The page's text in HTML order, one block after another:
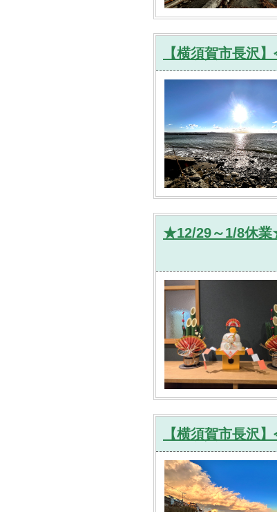
【横須賀市長沢
★12/29～1/8休業
【横須賀市長沢